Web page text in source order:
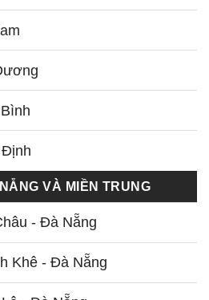
VÀ MIỀN TRUNG
- Đà Nẵng
Khê - Đà Nẵng